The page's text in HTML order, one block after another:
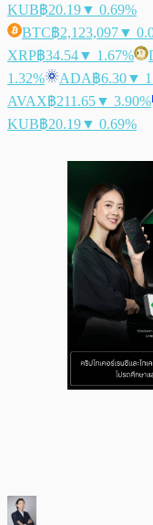
KUB฿20.19▼ 0.69%
BTC฿2,123,097▼
XRP฿34.54▼ 1.67%
1.32%
ADA฿6.30▼
AVAX฿211.65▼ 3.90%
KUB฿20.19▼ 0.69%